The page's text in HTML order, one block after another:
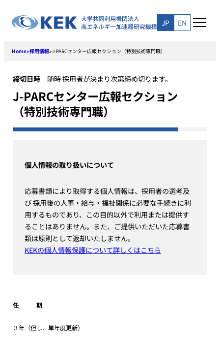
content
JP EN
Home>採用情報>J-PARCセンター広報セクション（特別技術専門職）
締切日時 随時 採用者が決まり次第締め切ります。
J-PARCセンター広報セクション
（特別技術専門職）
個人情報の取り扱いについて
応募書類により取得する個人情報は、採用者の選考及
び 採用後の人事・給与・福祉関係に必要な手続きに利
用するものであり、この目的以外で利用または提供す
ることはありません。また、ご提供いただいた応募書
類は原則として返却いたしません。
KEKの個人情報保護について詳しくはこちら
任 期
３年（但し、単年度更新）